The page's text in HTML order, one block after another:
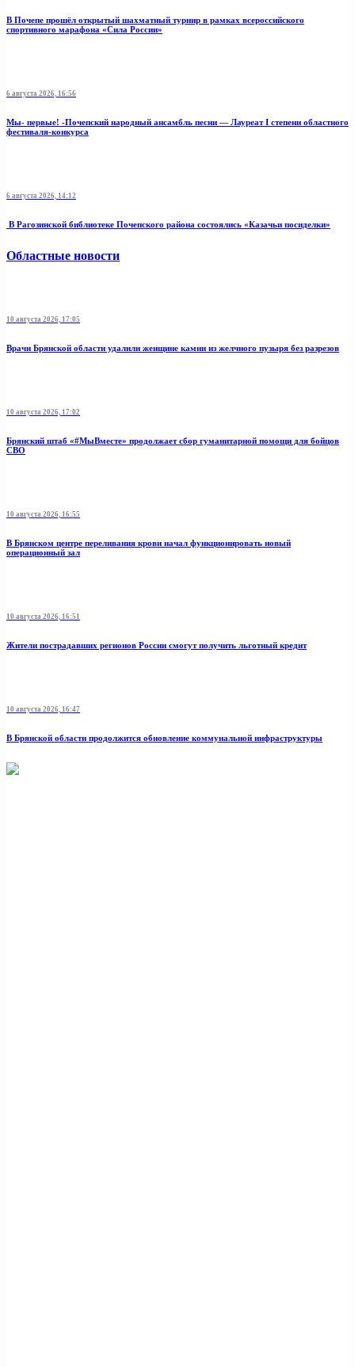
В Почепе прошёл открытый шахматный турнир в рамках всероссийского
спортивного марафона «Сила России»
6 августа 2026, 16:56
Мы- первые! -Почепский народный ансамбль песни — Лауреат I степени областного
фестиваля-конкурса
6 августа 2026, 14:12
В Рагозинской библиотеке Почепского района состоялись «Казачьи посиделки»
Областные новости
10 августа 2026, 17:05
Врачи Брянской области удалили женщине камни из желчного пузыря без разрезов
10 августа 2026, 17:02
Брянский штаб «#МыВместе» продолжает сбор гуманитарной помощи для бойцов
СВО
10 августа 2026, 16:55
В Брянском центре переливания крови начал функционировать новый
операционный зал
10 августа 2026, 16:51
Жители пострадавших регионов России смогут получить льготный кредит
10 августа 2026, 16:47
В Брянской области продолжится обновление коммунальной инфраструктуры